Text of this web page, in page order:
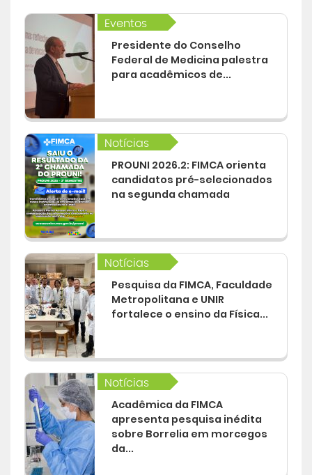
Eventos
Presidente do Conselho
Federal de Medicina palestra
para acadêmicos de...
Notícias
PROUNI 2026.2: FIMCA orienta
candidatos pré-selecionados
na segunda chamada
Notícias
Pesquisa da FIMCA, Faculdade
Metropolitana e UNIR
fortalece o ensino da Física...
Notícias
Acadêmica da FIMCA
apresenta pesquisa inédita
sobre Borrelia em morcegos
da...